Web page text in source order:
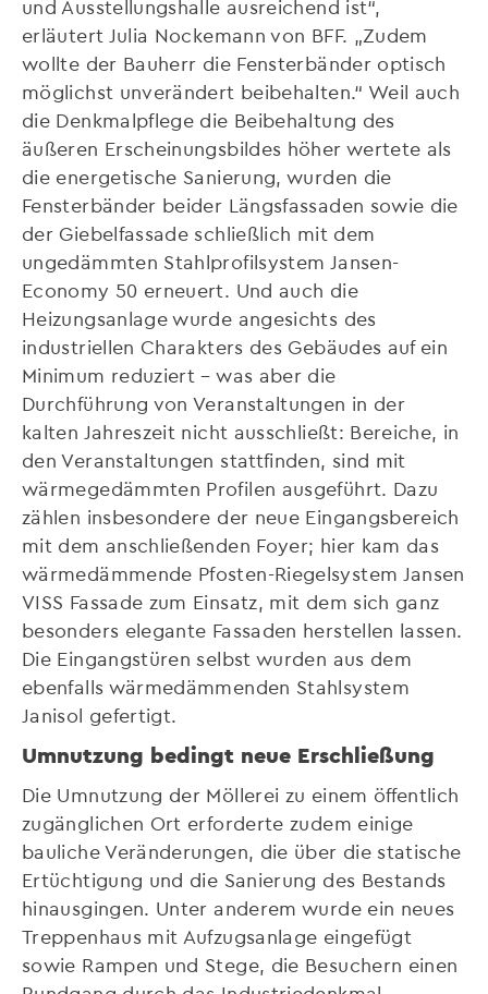
und Ausstellungshalle ausreichend ist“,
erläutert Julia Nockemann von BFF. „Zudem
wollte der Bauherr die Fensterbänder optisch
möglichst unverändert beibehalten.“ Weil auch
die Denkmalpflege die Beibehaltung des
äußeren Erscheinungsbildes höher wertete als
die energetische Sanierung, wurden die
Fensterbänder beider Längsfassaden sowie die
der Giebelfassade schließlich mit dem
ungedämmten Stahlprofilsystem Jansen-
Economy 50 erneuert. Und auch die
Heizungsanlage wurde angesichts des
industriellen Charakters des Gebäudes auf ein
Minimum reduziert – was aber die
Durchführung von Veranstaltungen in der
kalten Jahreszeit nicht ausschließt: Bereiche, in
den Veranstaltungen stattfinden, sind mit
wärmegedämmten Profilen ausgeführt. Dazu
zählen insbesondere der neue Eingangsbereich
mit dem anschließenden Foyer; hier kam das
wärmedämmende Pfosten-Riegelsystem Jansen
VISS Fassade zum Einsatz, mit dem sich ganz
besonders elegante Fassaden herstellen lassen.
Die Eingangstüren selbst wurden aus dem
ebenfalls wärmedämmenden Stahlsystem
Janisol gefertigt.
Umnutzung bedingt neue Erschließung
Die Umnutzung der Möllerei zu einem öffentlich
zugänglichen Ort erforderte zudem einige
bauliche Veränderungen, die über die statische
Ertüchtigung und die Sanierung des Bestands
hinausgingen. Unter anderem wurde ein neues
Treppenhaus mit Aufzugsanlage eingefügt
sowie Rampen und Stege, die Besuchern einen